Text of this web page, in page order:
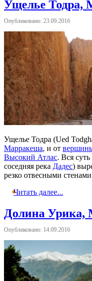
Ущелье Тодра,
Опубликовано: 23.09.2016
Ущелье Тодра (Ued
Марракеша, и от
Высокий Атлас. Вся
соседняя река Дадес)
резко отвесными
Читать далее...
Долина Урика,
Опубликовано: 14.09.2016